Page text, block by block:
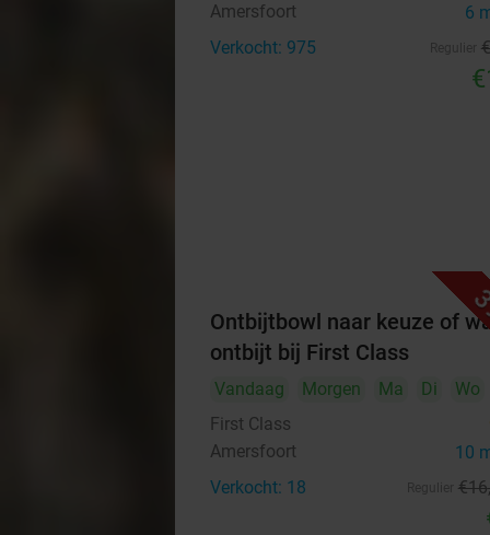
Amersfoort 6
Verkocht: 975
Ontbijtbowl naar keuze of
ontbijt bij First Class
Vandaag Morgen Ma Di
Wo
First Class
Amersfoort 10
Verkocht: 18 €16